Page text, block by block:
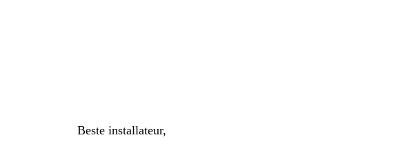
Beste installateur,